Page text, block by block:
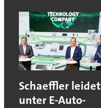
Schaeffler leidet
unter E-Auto-